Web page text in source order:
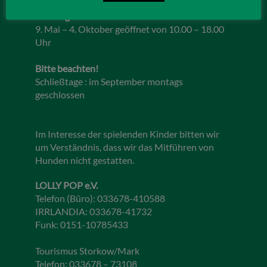
9. Mai – 4. Oktober geöffnet von 10.00 – 18.00
Uhr
Bitte beachten!
Schließtage : im September montags
geschlossen
Im Interesse der spielenden Kinder bitten wir
um Verständnis, dass wir das Mitführen von
Hunden nicht gestatten.
LOLLY POP e.V.
Telefon (Büro): 033678-410588
IRRLANDIA: 033678-41732
Funk: 0151-10785433
Tourismus Storkow/Mark
Telefon: 033678 – 73108